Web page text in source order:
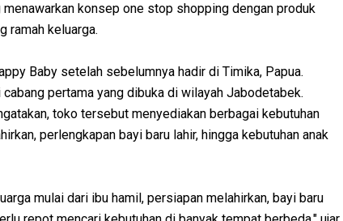
konsep one stop shopping dengan produk
ramah keluarga.
Baby setelah sebelumnya hadir di Timika, Papua.
pertama yang dibuka di wilayah Jabodetabek.
toko tersebut menyediakan berbagai kebutuhan
perlengkapan bayi baru lahir, hingga kebutuhan anak
mulai dari ibu hamil, persiapan melahirkan, bayi baru